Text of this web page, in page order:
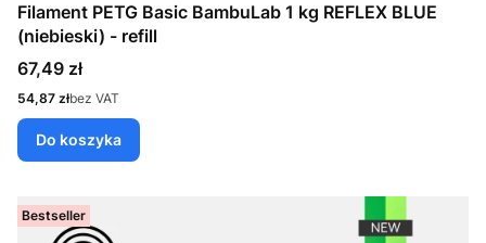
Filament PETG Basic BambuLab 1 kg REFLEX BLUE
(niebieski) - refill
Cena
67,49 zł
Cena
54,87 złbez VAT
Do koszyka
Bestseller